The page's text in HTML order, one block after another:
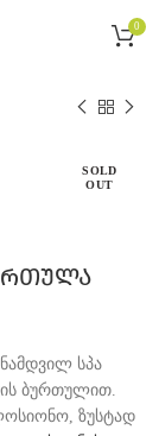
0
SOLD
OUT
სპა
ბურთულით.
ზუსტად